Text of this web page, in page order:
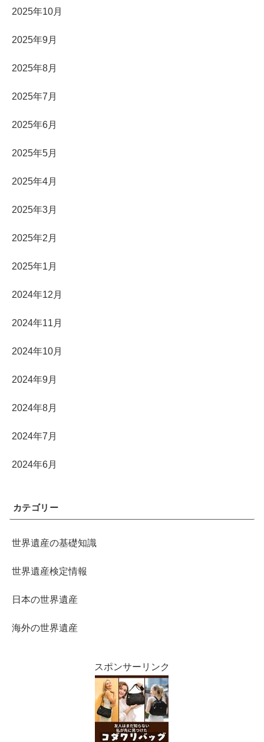
2025年10月
2025年9月
2025年8月
2025年7月
2025年6月
2025年5月
2025年4月
2025年3月
2025年2月
2025年1月
2024年12月
2024年11月
2024年10月
2024年9月
2024年8月
2024年7月
2024年6月
カテゴリー
世界遺産の基礎知識
世界遺産検定情報
日本の世界遺産
海外の世界遺産
スポンサーリンク